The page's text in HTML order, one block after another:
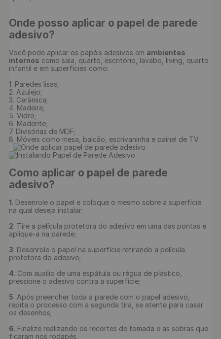
Onde posso aplicar o papel de parede
adesivo?
Você pode aplicar os papéis adesivos em ambientes
internos como sala, quarto, escritório, lavabo, living, quarto
infantil e em superfícies como:
1. Paredes lisas;
2. Azulejo;
3. Cerâmica;
4. Madeira;
5. Vidro;
6. Maderite;
7. Divisórias de MDF;
8. Móveis como mesa, balcão, escrivaninha e painel de TV
Como aplicar o papel de parede
adesivo?
1. Desenrole o papel e coloque o mesmo sobre a superfície
na qual deseja instalar;
2. Tire a película protetora do adesivo em uma das pontas e
aplique-a na parede;
3. Desenrole o papel na superfície retirando a película
protetora do adesivo;
4. Com auxílio de uma espátula ou régua de plástico,
pressione o adesivo contra a superfície;
5. Após preencher toda a parede com o papel adesivo,
repita o processo com a segunda tira, se atente para casar
os desenhos;
6. Finalize realizando os recortes de tomada e as sobras que
ficaram nos rodapés.